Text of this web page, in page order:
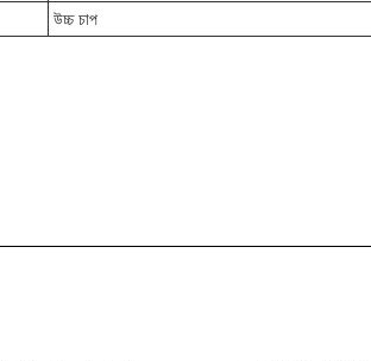
উচ্চ চাপ